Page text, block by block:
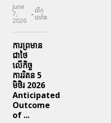
June
7,
2026
- លីក
បារាំង
ការព្រមាន
ជាថៃ
លើកិច្ច
ការរិតន 5
មិថិរ 2026
Anticipated
Outcome
of ...